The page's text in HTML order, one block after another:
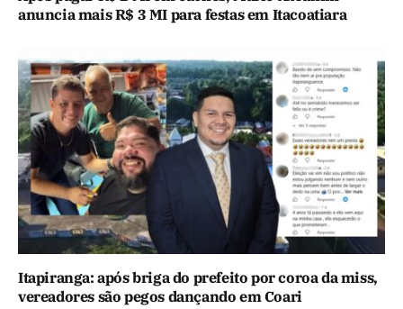
anuncia mais R$ 3 MI para festas em Itacoatiara
Itapiranga: após briga do prefeito por coroa da miss,
vereadores são pegos dançando em Coari